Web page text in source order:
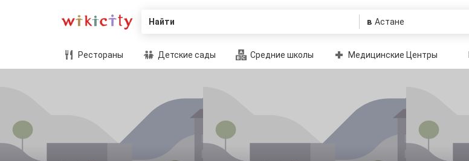
Найти в
Рестораны Детские сады Средние школы Медицинские Центры